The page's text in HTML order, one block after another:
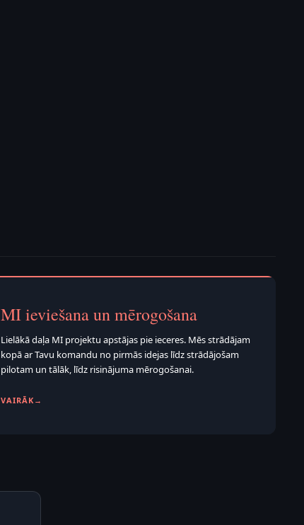
MI ieviešana un mērogošana
Lielākā daļa MI projektu apstājas pie ieceres. Mēs strādājam
kopā ar Tavu komandu no pirmās idejas līdz strādājošam
pilotam un tālāk, līdz risinājuma mērogošanai.
VAIRĀK →